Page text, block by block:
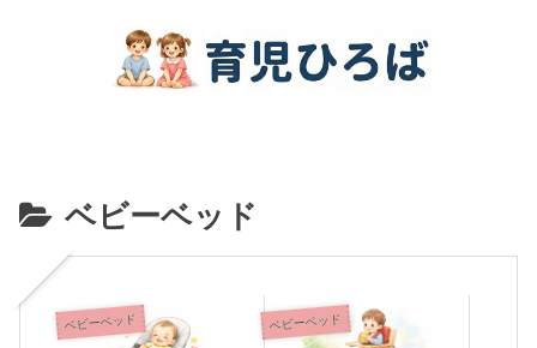
ベビーベッド
ベビーベッド ベビーベッド